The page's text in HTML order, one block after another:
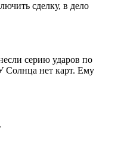
сделку, в дело
серию ударов по
Солнца нет карт. Ему